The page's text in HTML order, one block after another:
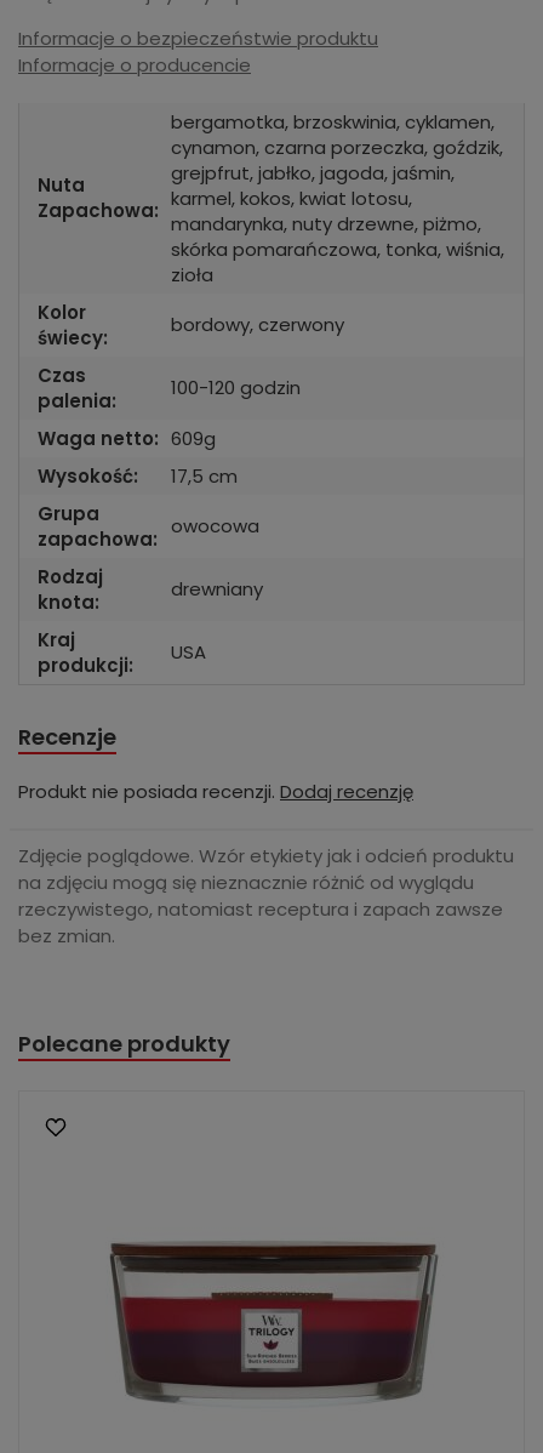
Informacje o bezpieczeństwie produktu
Informacje o producencie
Nuta
Zapachowa:
bergamotka, brzoskwinia, cyklamen,
cynamon, czarna porzeczka, goździk,
grejpfrut, jabłko, jagoda, jaśmin,
karmel, kokos, kwiat lotosu,
mandarynka, nuty drzewne, piżmo,
skórka pomarańczowa, tonka, wiśnia,
zioła
Kolor
świecy:
bordowy, czerwony
Czas
palenia:
100-120 godzin
Waga netto: 609g
Wysokość:
17,5 cm
Grupa
zapachowa:
owocowa
Rodzaj
knota:
drewniany
Kraj
produkcji:
USA
Recenzje
Produkt nie posiada recenzji. Dodaj recenzję
Zdjęcie poglądowe. Wzór etykiety jak i odcień produktu
na zdjęciu mogą się nieznacznie różnić od wyglądu
rzeczywistego, natomiast receptura i zapach zawsze
bez zmian.
Polecane produkty